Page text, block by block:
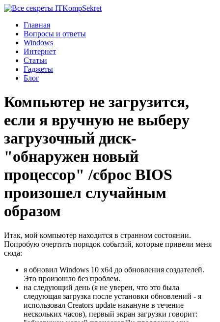
KompSekret
Главная
Вопросы и ответы
Windows
Интернет
Статьи
Гаджеты
Блог
Компьютер не загрузится,
если я вручную не выберу
загрузочный диск-
"обнаружен новый
процессор" /сброс BIOS
произошел случайным
образом
Итак, мой компьютер находится в странном состоянии.
Попробую очертить порядок событий, которые привели меня
сюда:
я обновил Windows 10 x64 до обновления создателей.
Это произошло без проблем.
на следующий день (я не уверен, что это была
следующая загрузка после установки обновлений - я
использовал Creators update накануне в течение
нескольких часов), первый экран загрузки говорит: